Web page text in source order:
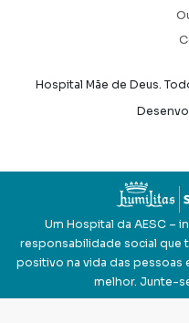
Hospital Mãe de Deus.
Axysweb
Um Hospital da AESC –
responsabilidade social
positivo na vida das pessoas
melhor. Junte-